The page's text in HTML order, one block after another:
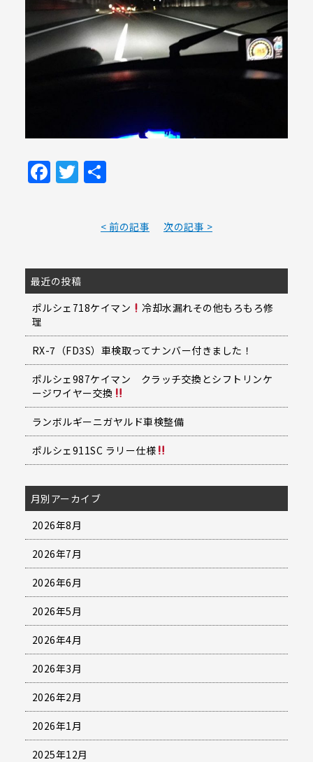
Facebook
Twitter
共
< 前の記事 次の記事 >
最近の投稿
ポルシェ718ケイマン
冷却水漏れその他もろもろ修
理
RX-7（FD3S）車検取ってナンバー付きました！
ポルシェ987ケイマン クラッチ交換とシフトリンケ
ージワイヤー交換
ランボルギーニガヤルド車検整備
ポルシェ911SC ラリー仕様
月別アーカイブ
2026年8月
2026年7月
2026年6月
2026年5月
2026年4月
2026年3月
2026年2月
2026年1月
2025年12月